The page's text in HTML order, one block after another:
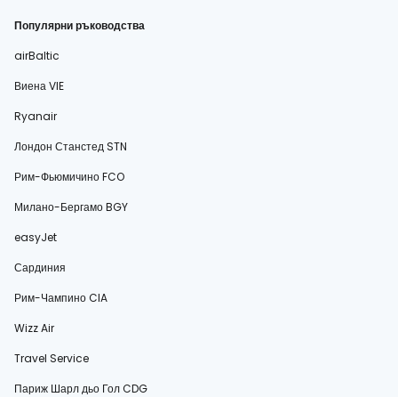
Популярни ръководства
airBaltic
Виена VIE
Ryanair
Лондон Станстед STN
Рим-Фьюмичино FCO
Милано-Бергамо BGY
easyJet
Сардиния
Рим-Чампино CIA
Wizz Air
Travel Service
Париж Шарл дьо Гол CDG